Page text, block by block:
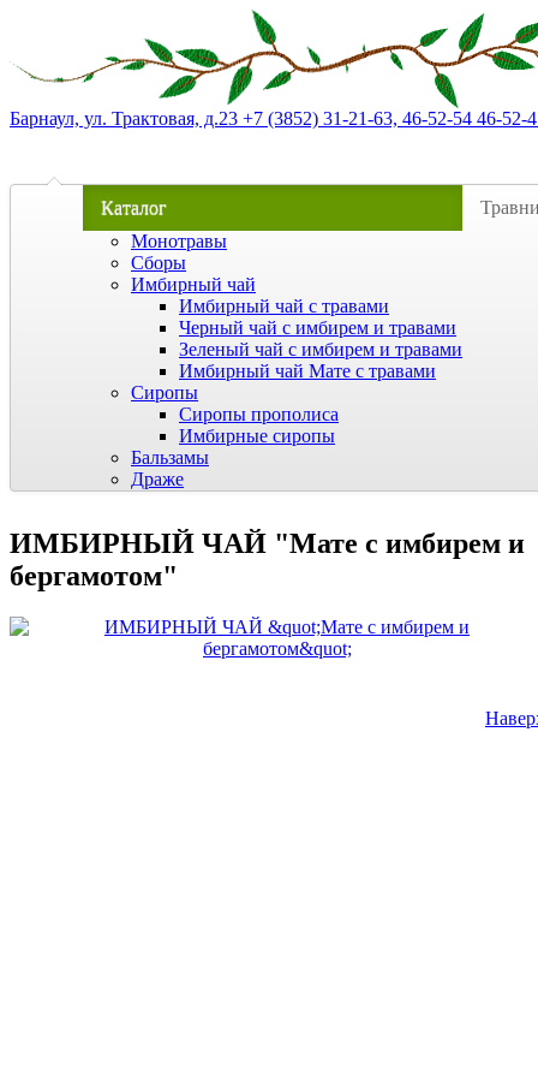
Барнаул, ул. Трактовая, д.23 +7 (3852) 31-21-63, 46-52-54 46-52-
Каталог
Монотравы
Сборы
Имбирный чай
Имбирный чай с травами
Черный чай с имбирем и травами
Зеленый чай с имбирем и травами
Имбирный чай Мате с травами
Сиропы
Сиропы прополиса
Имбирные сиропы
Бальзамы
Драже
ИМБИРНЫЙ ЧАЙ "Мате с имбирем и
бергамотом"